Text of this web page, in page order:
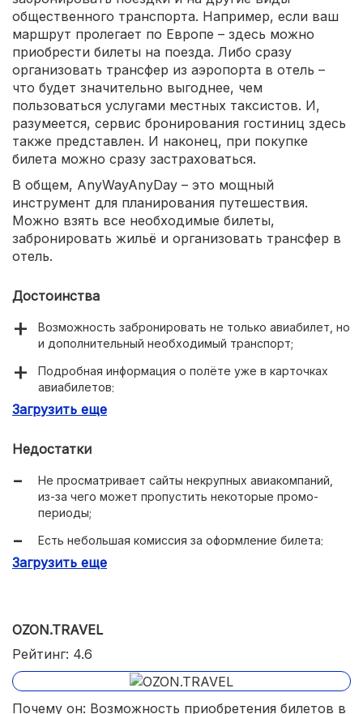
общественного транспорта. Например, если ваш
маршрут пролегает по Европе – здесь можно
приобрести билеты на поезда. Либо сразу
организовать трансфер из аэропорта в отель –
что будет значительно выгоднее, чем
пользоваться услугами местных таксистов. И,
разумеется, сервис бронирования гостиниц здесь
также представлен. И наконец, при покупке
билета можно сразу застраховаться.
В общем, AnyWayAnyDay – это мощный
инструмент для планирования путешествия.
Можно взять все необходимые билеты,
забронировать жильё и организовать трансфер в
отель.
Достоинства
Возможность забронировать не только авиабилет, но
и дополнительный необходимый транспорт;
Подробная информация о полёте уже в карточках
авиабилетов;
Удобный и современный интерфейс, минимум
Загрузить еще
Недостатки
Не просматривает сайты некрупных авиакомпаний,
из-за чего может пропустить некоторые промо-
периоды;
Есть небольшая комиссия за оформление билета;
Небольшие зависания при покупке билета.
Загрузить еще
OZON.TRAVEL
Рейтинг: 4.6
Почему он: Возможность приобретения билетов в